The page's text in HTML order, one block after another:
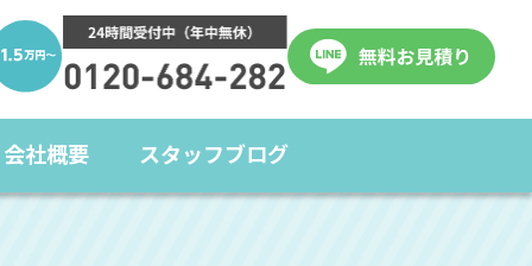
会社概要 スタッフブログ